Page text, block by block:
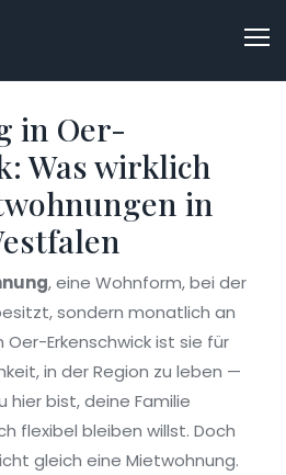
in Oer-
Was wirklich
in
,eine Wohnform, bei der
sondern monatlich an
Oer-Erkenschwick ist sie für
in der Region zu leben —
hier bist, deine Familie
flexibel bleiben willst. Doch
gleich eine Mietwohnung.